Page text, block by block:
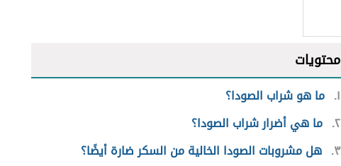
محتويات
١ ما هو شراب الصودا؟
٢ ما هي أضرار شراب الصودا؟
٣ هل مشروبات الصودا الخالية من السكر ضارة أيضًا؟